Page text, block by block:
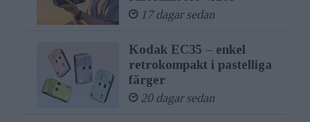
17 dagar sedan
Kodak EC35 – enkel
retrokompakt i pastelliga
färger
20 dagar sedan